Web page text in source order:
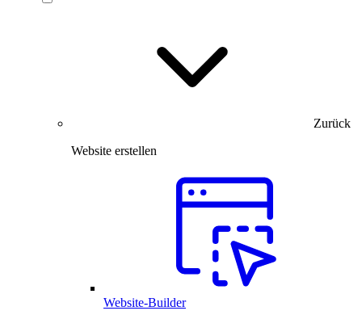
Zurück
Website erstellen
Website-Builder